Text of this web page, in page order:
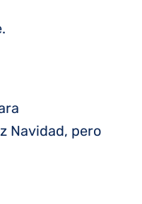
Navidad, pero